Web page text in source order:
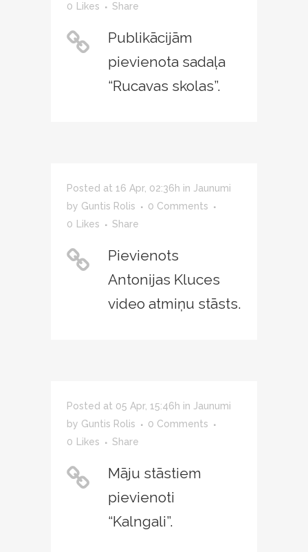
0 Likes Share
Publikācijām
pievienota sadaļa
“Rucavas skolas”.
Posted at 16 Apr, 02:36h in Jaunumi
by Guntis Rolis
0 Comments
0 Likes Share
Pievienots
Antonijas Kluces
video atmiņu stāsts.
Posted at 05 Apr, 15:46h in Jaunumi
by Guntis Rolis
0 Comments
0 Likes Share
Māju stāstiem
pievienoti
“Kalngali”.